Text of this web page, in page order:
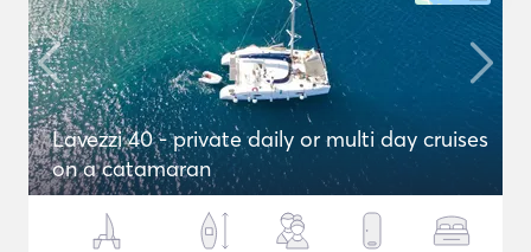
Lavezzi 40 - private daily or multi day cruises
on a catamaran